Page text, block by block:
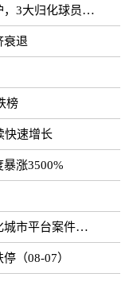
员领衔，CCTV直播
衰退
榜
快速增长
涨3500%
台案件处理工作
（08-07）